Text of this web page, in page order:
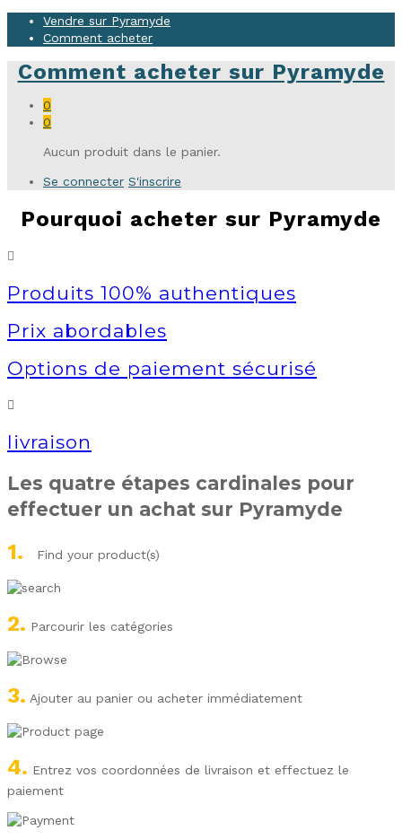
Vendre sur Pyramyde
Comment acheter
Comment acheter sur Pyramyde
0
0
Aucun produit dans le panier.
Se connecter S'inscrire
Pourquoi acheter sur Pyramyde
Produits 100% authentiques
Prix abordables
Options de paiement sécurisé
livraison
Les quatre étapes cardinales pour
effectuer un achat sur Pyramyde
1. Find your product(s)
2. Parcourir les catégories
3. Ajouter au panier ou acheter immédiatement
4. Entrez vos coordonnées de livraison et effectuez le
paiement